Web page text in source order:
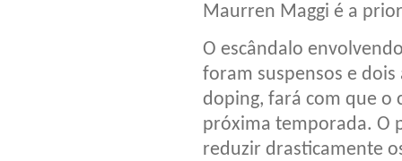
Maurren Maggi é a
O escândalo
foram suspensos e
doping, fará com que o
próxima temporada. O
reduzir drasticamente